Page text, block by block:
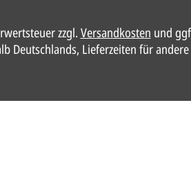
zzgl. Versandkosten und
Deutschlands, Lieferzeiten für